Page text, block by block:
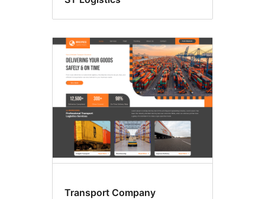
Transport Company